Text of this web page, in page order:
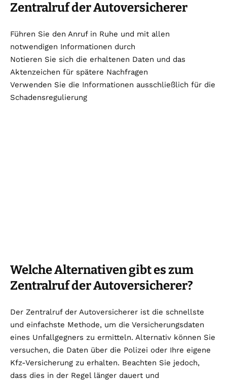
Zentralruf der Autoversicherer
Führen Sie den Anruf in Ruhe und mit allen
notwendigen Informationen durch
Notieren Sie sich die erhaltenen Daten und das
Aktenzeichen für spätere Nachfragen
Verwenden Sie die Informationen ausschließlich für die
Schadensregulierung
Welche Alternativen gibt es zum
Zentralruf der Autoversicherer?
Der Zentralruf der Autoversicherer ist die schnellste
und einfachste Methode, um die Versicherungsdaten
eines Unfallgegners zu ermitteln. Alternativ können Sie
versuchen, die Daten über die Polizei oder Ihre eigene
Kfz-Versicherung zu erhalten. Beachten Sie jedoch,
dass dies in der Regel länger dauert und